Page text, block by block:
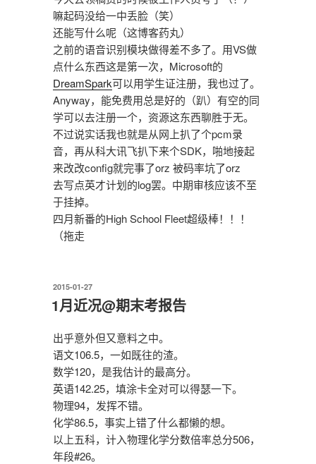
嘛起码没给一中丢脸（笑）
还能写什么呢（这博客药丸）
之前的语音识别模块做得差不多了。用VS做
点什么东西这是第一次，Microsoft的
DreamSpark可以用学生证注册，我也过了。
Anyway，能免费用总是好的（趴）有空的同
学可以去注册一个，资源这东西聊胜于无。
不过说实话我也就是从网上扒了个pcm录
音，再从科大讯飞扒下来个SDK，啪地接起
来改改config就完事了orz 被码率坑了orz
去写点英才计划的log罢。中期审核应该不至
于挂掉。
四月新番的High School Fleet超级棒！！！
（拖走
发
布
于
2015-01-27
1月近况@期末考报告
出乎意外但又意料之中。
语文106.5，一如既往的渣。
数学120，是我估计的最高分。
英语142.25，填涂卡全对可以得瑟一下。
物理94，发挥不错。
化学86.5，事实上错了什么都懒的想。
以上五科，计入物理化学分数倍率总分506，
年段#26。